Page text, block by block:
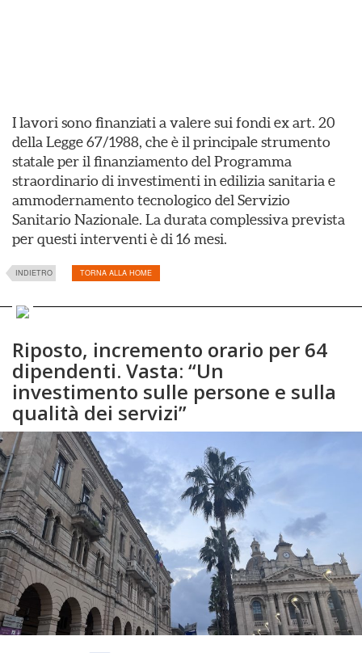
I lavori sono finanziati a valere sui fondi ex art. 20
della Legge 67/1988, che è il principale strumento
statale per il finanziamento del Programma
straordinario di investimenti in edilizia sanitaria e
ammodernamento tecnologico del Servizio
Sanitario Nazionale. La durata complessiva prevista
per questi interventi è di 16 mesi.
INDIETRO TORNA ALLA HOME
Riposto, incremento orario per 64
dipendenti. Vasta: “Un
investimento sulle persone e sulla
qualità dei servizi”